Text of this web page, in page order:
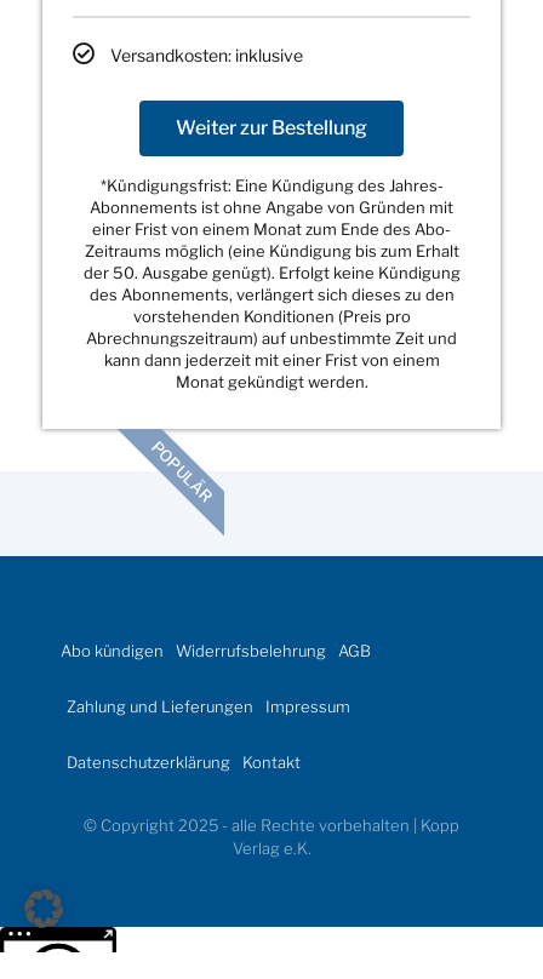
Versandkosten: inklusive
Weiter zur Bestellung
*Kündigungsfrist: Eine Kündigung des Jahres-
Abonnements ist ohne Angabe von Gründen mit
einer Frist von einem Monat zum Ende des Abo-
Zeitraums möglich (eine Kündigung bis zum Erhalt
der 50. Ausgabe genügt). Erfolgt keine Kündigung
des Abonnements, verlängert sich dieses zu den
vorstehenden Konditionen (Preis pro
Abrechnungszeitraum) auf unbestimmte Zeit und
kann dann jederzeit mit einer Frist von einem
Monat gekündigt werden.
POPULÄR
Abo kündigen Widerrufsbelehrung AGB
Zahlung und Lieferungen Impressum
Datenschutzerklärung Kontakt
© Copyright 2025 - alle Rechte vorbehalten | Kopp
Verlag e.K.
Weitere Informationen über den gesperrten Inhalt.